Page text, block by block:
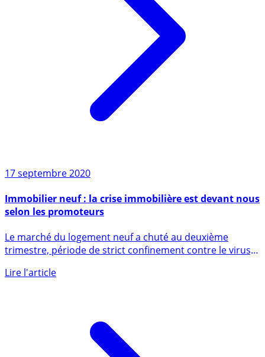
17 septembre 2020
selon les promoteurs
trimestre, période de strict confinement contre le virus,